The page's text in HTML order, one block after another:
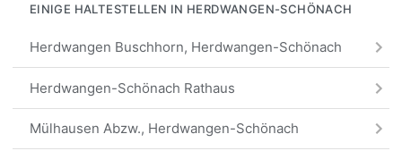
EINIGE HALTESTELLEN IN HERDWANGEN-SCHÖNACH
Herdwangen Buschhorn, Herdwangen-Schönach
Herdwangen-Schönach Rathaus
Mülhausen Abzw., Herdwangen-Schönach